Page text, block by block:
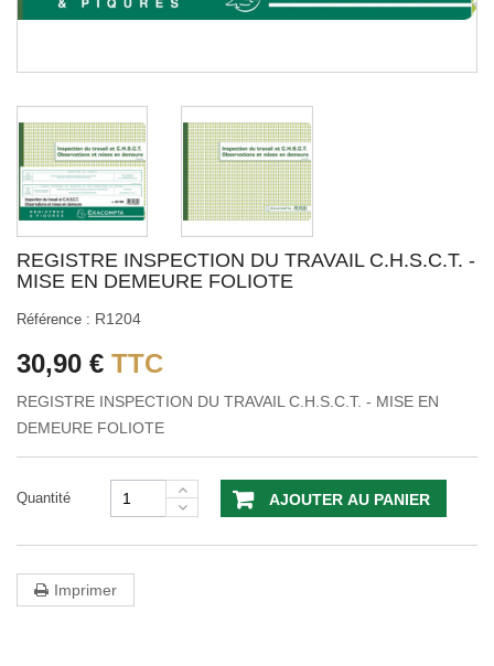
REGISTRE INSPECTION DU TRAVAIL C.H.S.C.T. -
MISE EN DEMEURE FOLIOTE
Référence : R1204
30,90 € TTC
REGISTRE INSPECTION DU TRAVAIL C.H.S.C.T. - MISE EN
DEMEURE FOLIOTE
Quantité AJOUTER AU PANIER
Imprimer